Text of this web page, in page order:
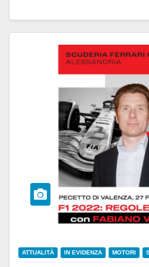
ATTUALITÀ IN EVIDENZA MOTORI